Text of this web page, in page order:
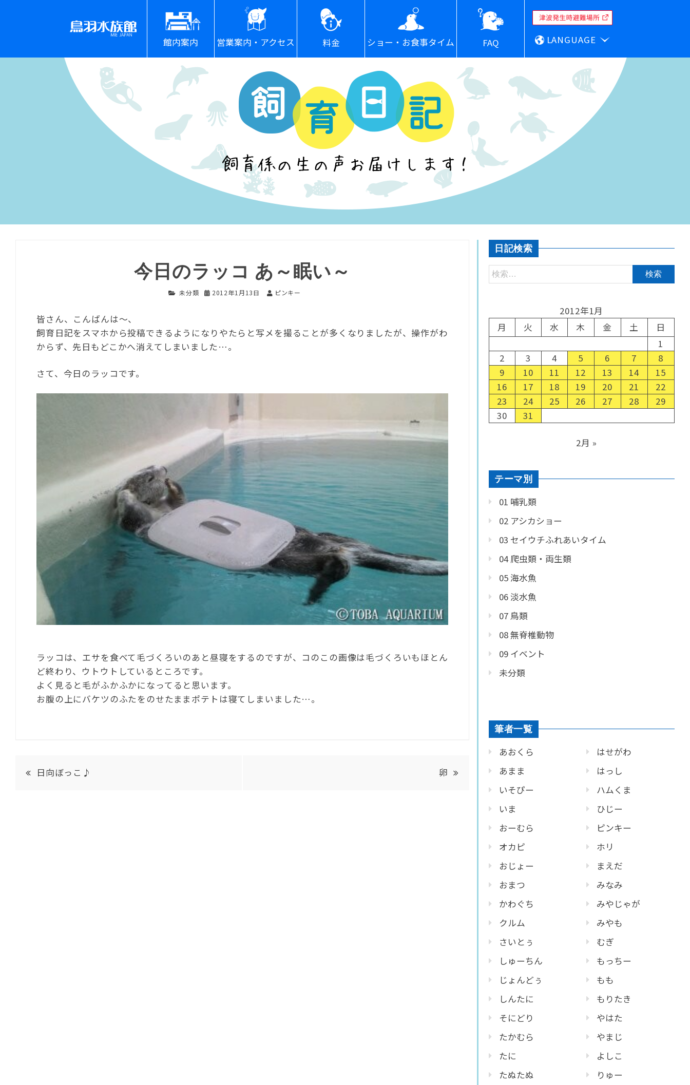
館内案内 営業案内・アクセス 料金 ショー・お食事タイム FAQ LANGUAGE
今日のラッコ あ～眠い～
未分類 2012年1月13日 ピンキー
皆さん、こんばんは～、
飼育日記をスマホから投稿できるようになりやたらと写メを撮ることが多くなりましたが、操作がわ
からず、先日もどこかへ消えてしまいました…。
さて、今日のラッコです。
ラッコは、エサを食べて毛づくろいのあと昼寝をするのですが、コのこの画像は毛づくろいもほとん
ど終わり、ウトウトしているところです。
よく見ると毛がふかふかになってると思います。
お腹の上にバケツのふたをのせたままポテトは寝てしまいました…。
日向ぼっこ♪ 卵
日記検索
2012年1月
月
火 水 木 金 土
日
1
2
3 4 5 6 7
8
9
10 11 12 13 14
15
16
17 18 19 20 21
22
23
24 25 26 27 28
29
30
31
2月 »
テーマ別
01 哺乳類
02 アシカショー
03 セイウチふれあいタイム
04 爬虫類・両生類
05 海水魚
06 淡水魚
07 鳥類
08 無脊椎動物
09 イベント
未分類
筆者一覧
あおくら
あまま
いそぴー
いま
おーむら
オカピ
おじょー
おまつ
かわぐち
クルム
さいとぅ
しゅーちん
じょんどぅ
しんたに
そにどり
たかむら
たに
たぬたぬ
はせがわ
はっし
ハムくま
ひじー
ピンキー
ホリ
まえだ
みなみ
みやじゃが
みやも
むぎ
もっちー
もも
もりたき
やはた
やまじ
よしこ
りゅー